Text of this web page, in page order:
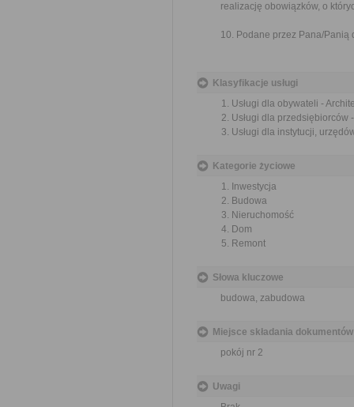
realizację obowiązków, o
10. Podane przez Pana/Panią
Klasyfikacje usługi
Usługi dla obywateli -
Usługi dla
Usługi dla instytucji,
Kategorie życiowe
Inwestycja
Budowa
Nieruchomość
Dom
Remont
Słowa kluczowe
budowa, zabudowa
Miejsce składania dokumentów
pokój nr 2
Uwagi